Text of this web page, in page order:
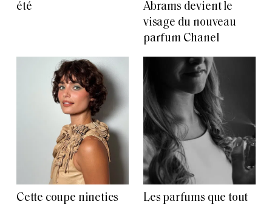
été
Abrams devient le
visage du nouveau
parfum Chanel
Cette coupe nineties
Les parfums que tout